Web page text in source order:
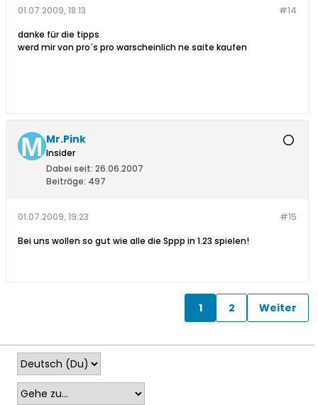
#14
01.07.2009, 18:13
danke für die tipps
werd mir von pro´s pro warscheinlich ne saite kaufen
Mr.Pink
Insider
Dabei seit: 26.06.2007
Beiträge: 497
#15
01.07.2009, 19:23
Bei uns wollen so gut wie alle die Sppp in 1.23 spielen!
1 2 Weiter